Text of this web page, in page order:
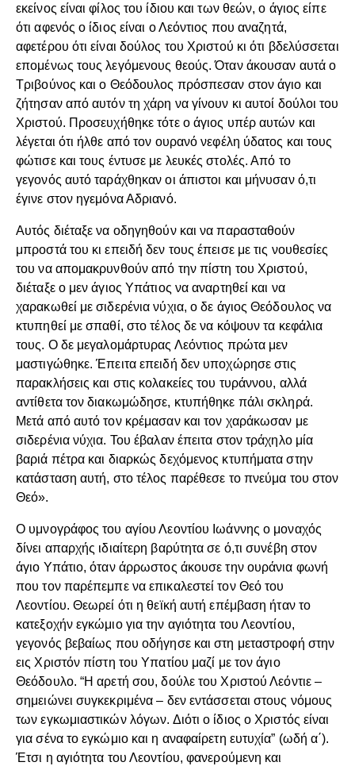
εκείνος είναι φίλος του ίδιου και των θεών, ο άγιος είπε
ότι αφενός ο ίδιος είναι ο Λεόντιος που αναζητά,
αφετέρου ότι είναι δούλος του Χριστού κι ότι βδελύσσεται
επομένως τους λεγόμενους θεούς. Όταν άκουσαν αυτά ο
Τριβούνος και ο Θεόδουλος πρόσπεσαν στον άγιο και
ζήτησαν από αυτόν τη χάρη να γίνουν κι αυτοί δούλοι του
Χριστού. Προσευχήθηκε τότε ο άγιος υπέρ αυτών και
λέγεται ότι ήλθε από τον ουρανό νεφέλη ύδατος και τους
φώτισε και τους έντυσε με λευκές στολές. Από το
γεγονός αυτό ταράχθηκαν οι άπιστοι και μήνυσαν ό,τι
έγινε στον ηγεμόνα Αδριανό.
Αυτός διέταξε να οδηγηθούν και να παρασταθούν
μπροστά του κι επειδή δεν τους έπεισε με τις νουθεσίες
του να απομακρυνθούν από την πίστη του Χριστού,
διέταξε ο μεν άγιος Υπάτιος να αναρτηθεί και να
χαρακωθεί με σιδερένια νύχια, ο δε άγιος Θεόδουλος να
κτυπηθεί με σπαθί, στο τέλος δε να κόψουν τα κεφάλια
τους. Ο δε μεγαλομάρτυρας Λεόντιος πρώτα μεν
μαστιγώθηκε. Έπειτα επειδή δεν υποχώρησε στις
παρακλήσεις και στις κολακείες του τυράννου, αλλά
αντίθετα τον διακωμώδησε, κτυπήθηκε πάλι σκληρά.
Μετά από αυτό τον κρέμασαν και τον χαράκωσαν με
σιδερένια νύχια. Του έβαλαν έπειτα στον τράχηλο μία
βαριά πέτρα και διαρκώς δεχόμενος κτυπήματα στην
κατάσταση αυτή, στο τέλος παρέθεσε το πνεύμα του στον
Θεό».
Ο υμνογράφος του αγίου Λεοντίου Ιωάννης ο μοναχός
δίνει απαρχής ιδιαίτερη βαρύτητα σε ό,τι συνέβη στον
άγιο Υπάτιο, όταν άρρωστος άκουσε την ουράνια φωνή
που τον παρέπεμπε να επικαλεστεί τον Θεό του
Λεοντίου. Θεωρεί ότι η θεϊκή αυτή επέμβαση ήταν το
κατεξοχήν εγκώμιο για την αγιότητα του Λεοντίου,
γεγονός βεβαίως που οδήγησε και στη μεταστροφή στην
εις Χριστόν πίστη του Υπατίου μαζί με τον άγιο
Θεόδουλο. “Η αρετή σου, δούλε του Χριστού Λεόντιε –
σημειώνει συγκεκριμένα – δεν εντάσσεται στους νόμους
των εγκωμιαστικών λόγων. Διότι ο ίδιος ο Χριστός είναι
για σένα το εγκώμιο και η αναφαίρετη ευτυχία” (ωδή α΄).
Έτσι η αγιότητα του Λεοντίου, φανερούμενη και